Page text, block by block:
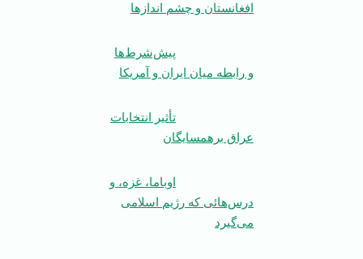
افغانستان و چشم اندازها
پیش‌شرط‌ها
و رابطه میان ایران و آمریکا
تأثیر انتخابات
عراق برهمسایگان
اوباما، غزه، و
درس‌هائی که رژیم اسلامی
می‌گیرد